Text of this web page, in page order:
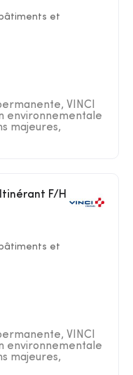
et
VINCI
environnementale
majeures,
et
VINCI
environnementale
majeures,